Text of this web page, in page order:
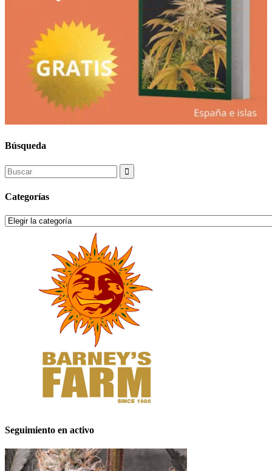
Búsqueda
Search
for:
Categorías
Categorías
Seguimiento en activo